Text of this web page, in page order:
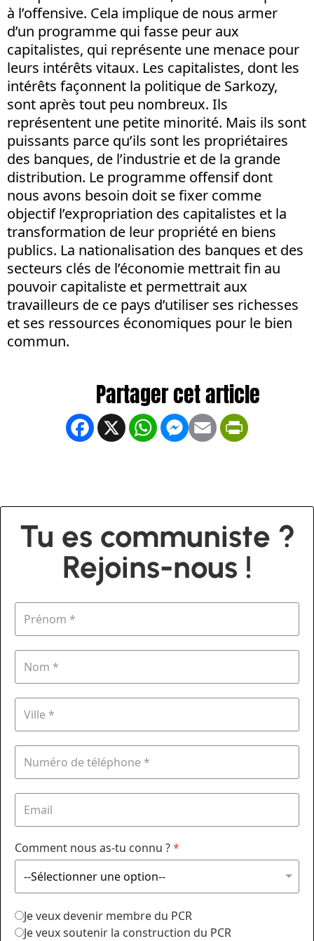
à l’offensive. Cela implique de nous armer
d’un programme qui fasse peur aux
capitalistes, qui représente une menace pour
leurs intérêts vitaux. Les capitalistes, dont les
intérêts façonnent la politique de Sarkozy,
sont après tout peu nombreux. Ils
représentent une petite minorité. Mais ils sont
puissants parce qu’ils sont les propriétaires
des banques, de l’industrie et de la grande
distribution. Le programme offensif dont
nous avons besoin doit se fixer comme
objectif l’expropriation des capitalistes et la
transformation de leur propriété en biens
publics. La nationalisation des banques et des
secteurs clés de l’économie mettrait fin au
pouvoir capitaliste et permettrait aux
travailleurs de ce pays d’utiliser ses richesses
et ses ressources économiques pour le bien
commun.
Facebook
X WhatsApp
Messenger
Email
Tu es communiste ?
Rejoins-nous !
Comment nous as-tu connu ?*
Je veux devenir membre du PCR
Je veux soutenir la construction du PCR